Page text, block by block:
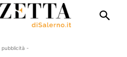
pubblicità -